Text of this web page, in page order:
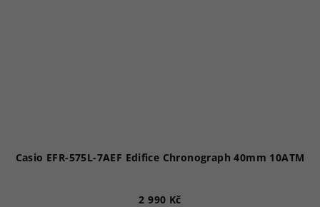
Casio EFR-575L-7AEF Edifice Chronograph 40mm 10ATM
2 990 Kč